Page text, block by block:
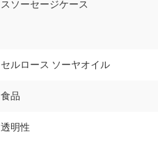
スソーセージケース
セルロース ソーヤオイル
食品
透明性